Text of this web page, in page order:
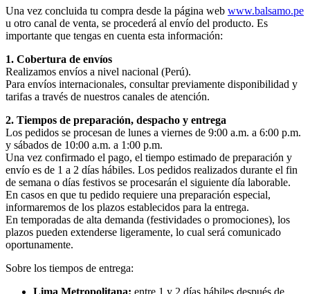
Una vez concluida tu compra desde la página web www.balsamo.pe
u otro canal de venta, se procederá al envío del producto. Es
importante que tengas en cuenta esta información:
1. Cobertura de envíos
Realizamos envíos a nivel nacional (Perú).
Para envíos internacionales, consultar previamente disponibilidad y
tarifas a través de nuestros canales de atención.
2. Tiempos de preparación, despacho y entrega
Los pedidos se procesan de lunes a viernes de 9:00 a.m. a 6:00 p.m.
y sábados de 10:00 a.m. a 1:00 p.m.
Una vez confirmado el pago, el tiempo estimado de preparación y
envío es de 1 a 2 días hábiles. Los pedidos realizados durante el fin
de semana o días festivos se procesarán el siguiente día laborable.
En casos en que tu pedido requiere una preparación especial,
informaremos de los plazos establecidos para la entrega.
En temporadas de alta demanda (festividades o promociones), los
plazos pueden extenderse ligeramente, lo cual será comunicado
oportunamente.
Sobre los tiempos de entrega:
Lima Metropolitana: entre 1 y 2 días hábiles después de